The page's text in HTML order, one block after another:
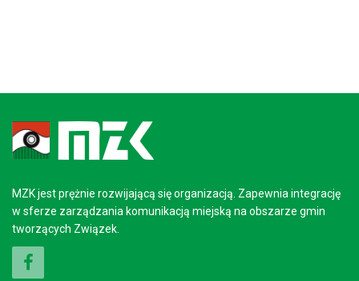
MZK jest prężnie rozwijającą się organizacją. Zapewnia integrację
w sferze zarządzania komunikacją miejską na obszarze gmin
tworzących Związek.